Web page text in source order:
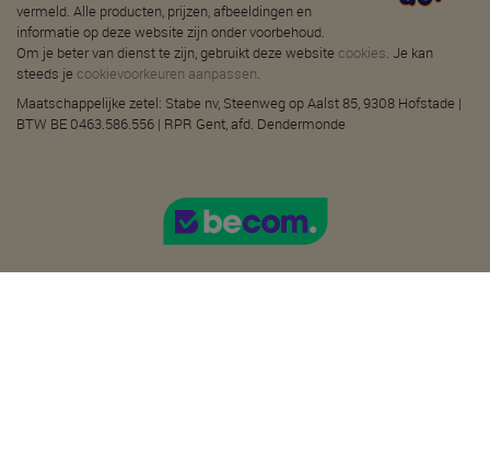
vermeld. Alle producten, prijzen, afbeeldingen en
informatie op deze website zijn onder voorbehoud.
Om je beter van dienst te zijn, gebruikt deze website cookies. Je kan
steeds je cookievoorkeuren aanpassen.
Maatschappelijke zetel: Stabe nv, Steenweg op Aalst 85, 9308 Hofstade |
BTW BE 0463.586.556 | RPR Gent, afd. Dendermonde